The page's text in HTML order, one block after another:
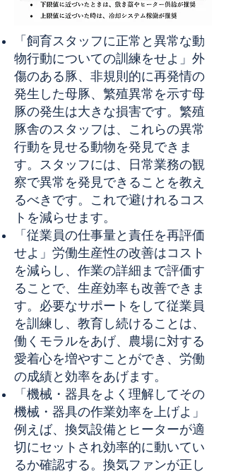
「飼育スタッフに正常と異常な動
物行動についての訓練をせよ」外
傷のある豚、非規則的に再発情の
発生した母豚、繁殖異常を示す母
豚の発生は大きな損害です。繁殖
豚舎のスタッフは、これらの異常
行動を見せる動物を発見できま
す。スタッフには、日常業務の観
察で異常を発見できることを教え
るべきです。これで避けれるコス
トを減らせます。
「従業員の仕事量と責任を再評価
せよ」労働生産性の改善はコスト
を減らし、作業の詳細まで評価す
ることで、生産効率も改善できま
す。必要なサポートをして従業員
を訓練し、教育し続けることは、
働くモラルをあげ、農場に対する
愛着心を増やすことができ、労働
の成績と効率をあげます。
「機械・器具をよく理解してその
機械・器具の作業効率を上げよ」
例えば、換気設備とヒーターが適
切にセットされ効率的に動いてい
るか確認する。換気ファンが正し